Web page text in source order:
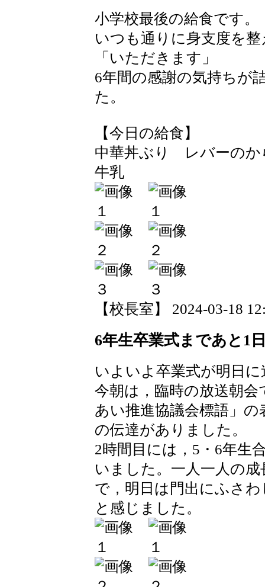
小学校最後の給食です。
いつも通りに身支度を
「いただきます」
6年間の感謝の気持ちが
た。
【今日の給食】
中華丼ぶり レバーの
牛乳
【校長室】 2024-03-18
6年生卒業式まであと1
いよいよ卒業式が明日
今朝は，臨時の放送朝
あい推進協議会標語」
の伝達がありました。
2時間目には，5・6年生
いました。一人一人の
で，明日は門出にふさ
と感じました。